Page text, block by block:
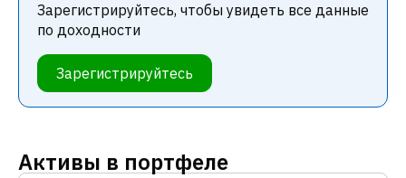
Зарегистрируйтесь, чтобы увидеть все данные
по доходности
Зарегистрируйтесь
Активы в портфеле